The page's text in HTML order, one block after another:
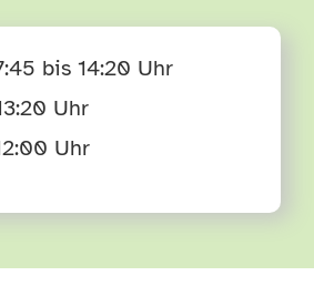
bis 14:20 Uhr
Uhr
Uhr